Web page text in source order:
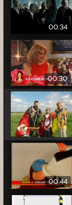
00:34
00:30
00:44